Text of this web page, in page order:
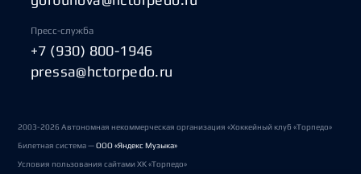
Пресс-служба
+7 (930) 800-1946
pressa@hctorpedo.ru
2003-2026 Автономная некоммерческая организация «Хоккейный клуб «Торпедо»
Билетная система —ООО «Яндекс Музыка»
Условия пользования сайтами ХК «Торпедо»